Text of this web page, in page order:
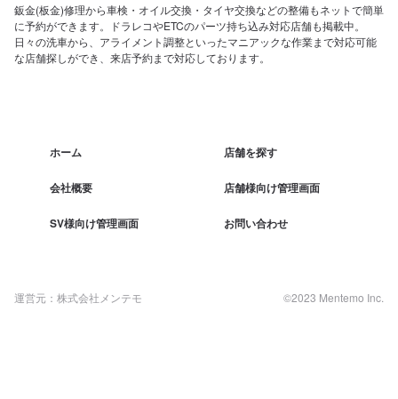
鈑金(板金)修理から車検・オイル交換・タイヤ交換などの整備もネットで簡単
に予約ができます。ドラレコやETCのパーツ持ち込み対応店舗も掲載中。
日々の洗車から、アライメント調整といったマニアックな作業まで対応可能
な店舗探しができ、来店予約まで対応しております。
ホーム 店舗を探す
会社概要 店舗様向け管理画面
SV様向け管理画面 お問い合わせ
運営元：株式会社メンテモ ©2023 Mentemo Inc.